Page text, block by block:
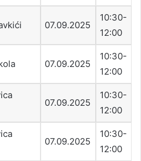
07.09.2025
10:30-
12:00
07.09.2025
10:30-
12:00
07.09.2025
10:30-
12:00
07.09.2025
10:30-
12:00